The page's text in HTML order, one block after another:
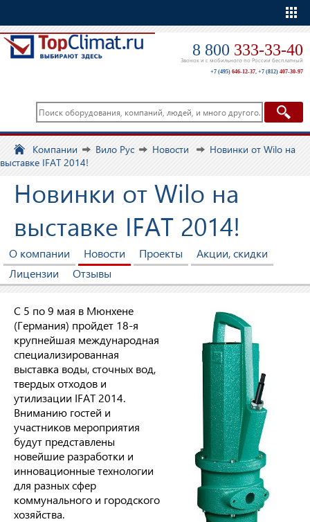
8 800 333-33-40
Звонок и с мобильного по России бесплатный
+7 (495) 646-12-37, +7 (812) 407-30-97
Компании Вило Рус Новости
Новинки от Wilo на
выставке IFAT 2014!
Новинки от Wilo на
выставке IFAT 2014!
О компании Новости Проекты
Акции, скидки
Лицензии
Отзывы
С 5 по 9 мая в Мюнхене
(Германия) пройдет 18-я
крупнейшая международная
специализированная
выставка воды, сточных вод,
твердых отходов и
утилизации IFAT 2014.
Вниманию гостей и
участников мероприятия
будут представлены
новейшие разработки и
инновационные технологии
для разных сфер
коммунального и городского
хозяйства.